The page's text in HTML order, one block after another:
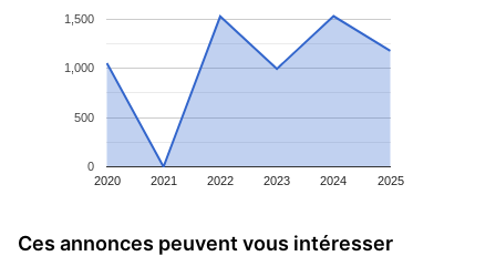
2020 2021 2022 2023 2024 2025
0
500
1,000
1,500
Ces annonces peuvent vous intéresser